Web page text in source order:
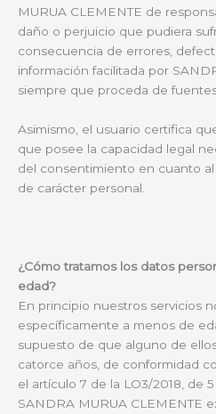
MURUA CLEMENTE de
daño o perjuicio que pudiera
consecuencia de errores,
información facilitada por
siempre que proceda de fuentes
Asimismo, el usuario certifica
que posee la capacidad legal
del consentimiento en cuanto
de carácter personal.
¿Cómo tratamos los datos
edad?
En principio nuestros servicios
específicamente a menos de
supuesto de que alguno de
catorce años, de conformidad
el artículo 7 de la LO3/2018, de
SANDRA MURUA CLEMENTE